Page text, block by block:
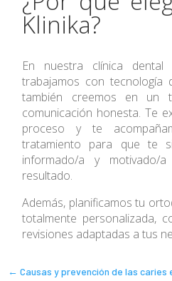
Klinika?
En nuestra clínica
trabajamos con tecnología
también creemos en
comunicación honesta. Te
proceso y te
tratamiento para que te
informado/a y
resultado.
Además, planificamos tu
totalmente personalizada,
revisiones adaptadas a tus
←Causas y prevención de las caries